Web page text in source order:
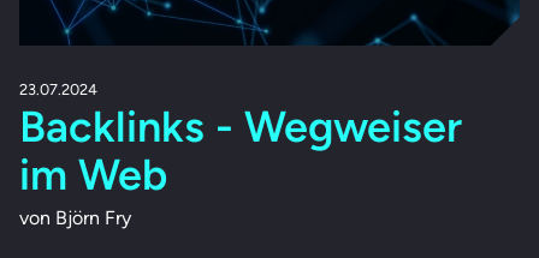
23.07.2024
Backlinks - Wegweiser
im Web
von Björn Fry